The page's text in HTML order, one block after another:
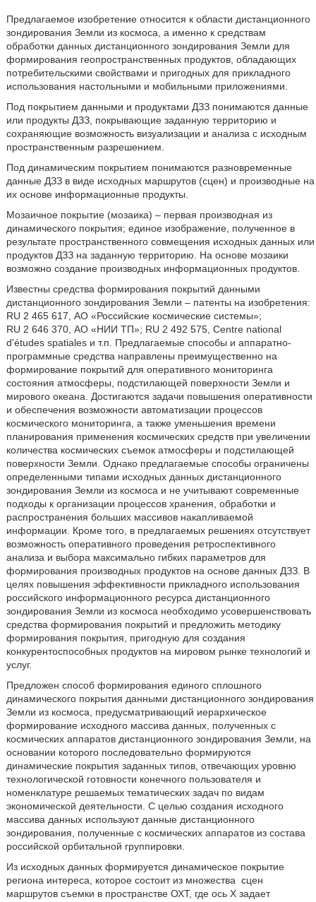
Предлагаемое изобретение относится к области дистанционного
зондирования Земли из космоса, а именно к средствам
обработки данных дистанционного зондирования Земли для
формирования геопространственных продуктов, обладающих
потребительскими свойствами и пригодных для прикладного
использования настольными и мобильными приложениями.
Под покрытием данными и продуктами ДЗЗ понимаются данные
или продукты ДЗЗ, покрывающие заданную территорию и
сохраняющие возможность визуализации и анализа с исходным
пространственным разрешением.
Под динамическим покрытием понимаются разновременные
данные ДЗЗ в виде исходных маршрутов (сцен) и производные на
их основе информационные продукты.
Мозаичное покрытие (мозаика) – первая производная из
динамического покрытия; единое изображение, полученное в
результате пространственного совмещения исходных данных или
продуктов ДЗЗ на заданную территорию. На основе мозаики
возможно создание производных информационных продуктов.
Известны средства формирования покрытий данными
дистанционного зондирования Земли – патенты на изобретения:
RU 2 465 617, АО «Российские космические системы»;
RU 2 646 370, АО «НИИ ТП»; RU 2 492 575, Centre national
d'études spatiales и т.п. Предлагаемые способы и аппаратно-
программные средства направлены преимущественно на
формирование покрытий для оперативного мониторинга
состояния атмосферы, подстилающей поверхности Земли и
мирового океана. Достигаются задачи повышения оперативности
и обеспечения возможности автоматизации процессов
космического мониторинга, а также уменьшения времени
планирования применения космических средств при увеличении
количества космических съемок атмосферы и подстилающей
поверхности Земли. Однако предлагаемые способы ограничены
определенными типами исходных данных дистанционного
зондирования Земли из космоса и не учитывают современные
подходы к организации процессов хранения, обработки и
распространения больших массивов накапливаемой
информации. Кроме того, в предлагаемых решениях отсутствует
возможность оперативного проведения ретроспективного
анализа и выбора максимально гибких параметров для
формирования производных продуктов на основе данных ДЗЗ. В
целях повышения эффективности прикладного использования
российского информационного ресурса дистанционного
зондирования Земли из космоса необходимо усовершенствовать
средства формирования покрытий и предложить методику
формирования покрытия, пригодную для создания
конкурентоспособных продуктов на мировом рынке технологий и
услуг.
Предложен способ формирования единого сплошного
динамического покрытия данными дистанционного зондирования
Земли из космоса, предусматривающий иерархическое
формирование исходного массива данных, полученных с
космических аппаратов дистанционного зондирования Земли, на
основании которого последовательно формируются
динамические покрытия заданных типов, отвечающих уровню
технологической готовности конечного пользователя и
номенклатуре решаемых тематических задач по видам
экономической деятельности. С целью создания исходного
массива данных используют данные дистанционного
зондирования, полученные с космических аппаратов из состава
российской орбитальной группировки.
Из исходных данных формируется динамическое покрытие
региона интереса, которое состоит из множества сцен
маршрутов съемки в пространстве ОХТ, где ось X задает